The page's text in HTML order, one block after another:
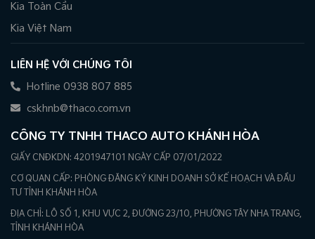
Kia Toàn Cầu
Kia Việt Nam
LIÊN HỆ VỚI CHÚNG TÔI
Hotline 0938 807 885
cskhnb@thaco.com.vn
CÔNG TY TNHH THACO AUTO KHÁNH HÒA
GIẤY CNĐKDN: 4201947101 NGÀY CẤP 07/01/2022
CƠ QUAN CẤP: PHÒNG ĐĂNG KÝ KINH DOANH SỞ KẾ HOẠCH VÀ ĐẦU
TƯ TỈNH KHÁNH HÒA
ĐỊA CHỈ: LÔ SỐ 1, KHU VỰC 2, ĐƯỜNG 23/10, PHƯỜNG TÂY NHA TRANG,
TỈNH KHÁNH HÒA